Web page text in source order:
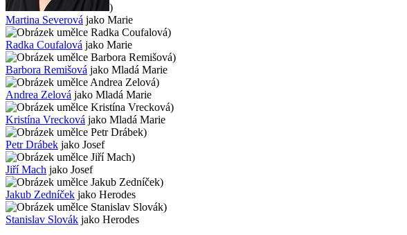
)
Martina Severová jako Marie
)
Radka Coufalová jako Marie
)
Barbora Remišová jako Mladá Marie
)
Andrea Zelová jako Mladá Marie
)
Kristína Vrecková jako Mladá Marie
)
Petr Drábek jako Josef
)
Jiří Mach jako Josef
)
Jakub Zedníček jako Herodes
)
Stanislav Slovák jako Herodes